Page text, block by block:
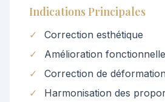
Indications Principales
✓
Correction esthétique
✓
Amélioration fonctionnelle
✓
Correction de
✓
Harmonisation des